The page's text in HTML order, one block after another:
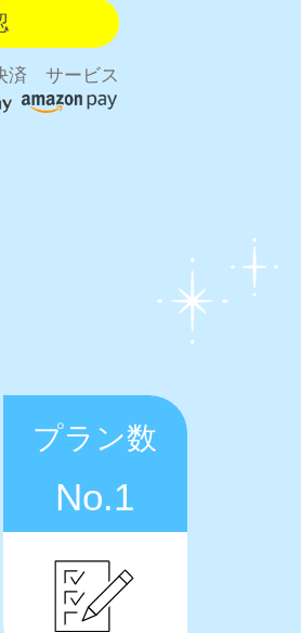
済 サービス
プラン数
No.1